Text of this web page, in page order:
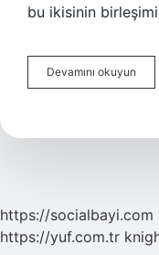
bu ikisinin
Devamını okuyun
https://socialbayi.com
https://yuf.com.tr